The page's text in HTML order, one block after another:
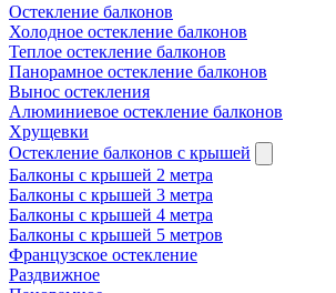
Остекление балконов
Холодное остекление балконов
Теплое остекление балконов
Панорамное остекление балконов
Вынос остекления
Алюминиевое остекление балконов
Хрущевки
Остекление балконов с крышей
Балконы с крышей 2 метра
Балконы с крышей 3 метра
Балконы с крышей 4 метра
Балконы с крышей 5 метров
Французское остекление
Раздвижное